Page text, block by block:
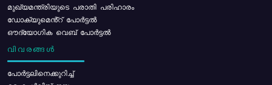
മുഖ്യമന്ത്രിയുടെ പരാതി പരിഹാരം
ഡോക്യുമെൻ്റ് പോർട്ടൽ
ഔദ്യോഗിക വെബ് പോർട്ടൽ
വിവരങ്ങൾ
പോര്‍ട്ടലിനെക്കുറിച്ച്